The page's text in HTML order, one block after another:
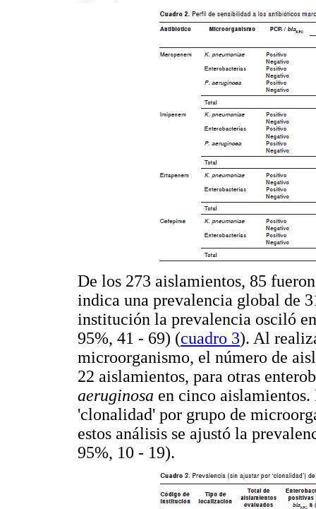
De los 273 aislamientos, 85
indica una prevalencia global de
institución la prevalencia osciló
95%, 41 - 69) (cuadro 3). Al
microorganismo, el número de
22 aislamientos, para otras
aeruginosa en cinco aislamientos.
'clonalidad' por grupo de
estos análisis se ajustó la
95%, 10 - 19).